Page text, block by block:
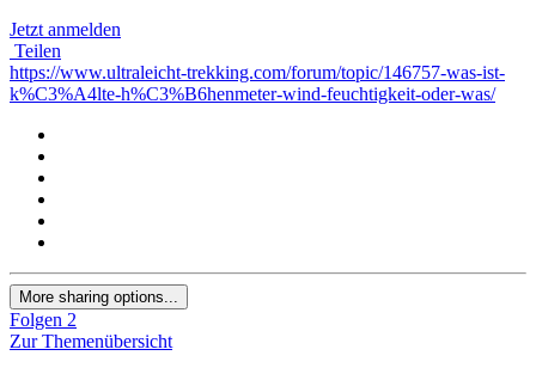
Jetzt anmelden
Teilen
https://www.ultraleicht-trekking.com/forum/topic/146757-was-ist-
k%C3%A4lte-h%C3%B6henmeter-wind-feuchtigkeit-oder-was/
More sharing options...
Folgen 2
Zur Themenübersicht